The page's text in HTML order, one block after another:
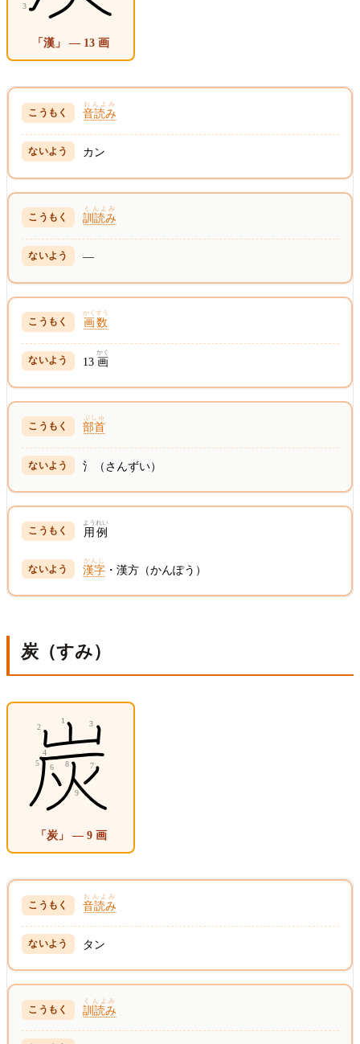
「漢」 — 13 画
音読み
おんよみ
カン
訓読み
くんよみ
—
画数
かくすう
13画
かく
部首
ぶしゅ
氵（さんずい）
用例
ようれい
漢字
かんじ
・漢方（かんぽう）
炭（すみ）
「炭」 — 9 画
音読み
おんよみ
タン
訓読み
くんよみ